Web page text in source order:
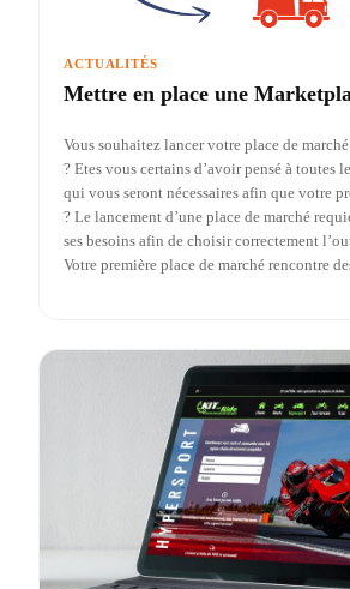
ACTUALITÉS
Mettre en place une
Vous souhaitez lancer votre place de
? Etes vous certains d’avoir pensé à toutes
qui vous seront nécessaires afin que votre
? Le lancement d’une place de marché
ses besoins afin de choisir correctement
Votre première place de marché rencontre